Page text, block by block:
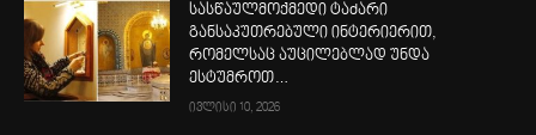
სასწაულმოქმედი ტაძარი
განსაკუთრებული ინტერიერით,
რომელსაც აუცილებლად უნდა
ესტუმროთ…
ივლისი 10, 2026